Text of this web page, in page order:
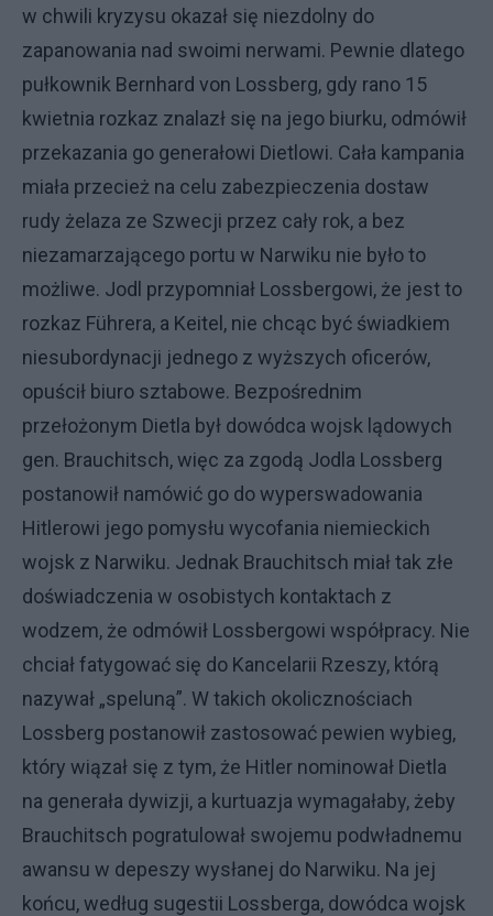
w chwili kryzysu okazał się niezdolny do
zapanowania nad swoimi nerwami. Pewnie dlatego
pułkownik Bernhard von Lossberg, gdy rano 15
kwietnia rozkaz znalazł się na jego biurku, odmówił
przekazania go generałowi Dietlowi. Cała kampania
miała przecież na celu zabezpieczenia dostaw
rudy żelaza ze Szwecji przez cały rok, a bez
niezamarzającego portu w Narwiku nie było to
możliwe. Jodl przypomniał Lossbergowi, że jest to
rozkaz Führera, a Keitel, nie chcąc być świadkiem
niesubordynacji jednego z wyższych oficerów,
opuścił biuro sztabowe. Bezpośrednim
przełożonym Dietla był dowódca wojsk lądowych
gen. Brauchitsch, więc za zgodą Jodla Lossberg
postanowił namówić go do wyperswadowania
Hitlerowi jego pomysłu wycofania niemieckich
wojsk z Narwiku. Jednak Brauchitsch miał tak złe
doświadczenia w osobistych kontaktach z
wodzem, że odmówił Lossbergowi współpracy. Nie
chciał fatygować się do Kancelarii Rzeszy, którą
nazywał „speluną”. W takich okolicznościach
Lossberg postanowił zastosować pewien wybieg,
który wiązał się z tym, że Hitler nominował Dietla
na generała dywizji, a kurtuazja wymagałaby, żeby
Brauchitsch pogratulował swojemu podwładnemu
awansu w depeszy wysłanej do Narwiku. Na jej
końcu, według sugestii Lossberga, dowódca wojsk